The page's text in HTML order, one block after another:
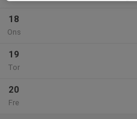
18
Ons
19
Tor
20
Fre